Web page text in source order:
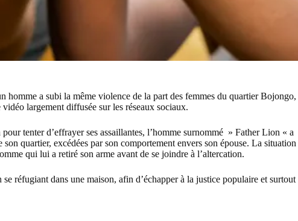
homme a subi la même violence de la part des femmes du quartier Bojongo,
largement diffusée sur les réseaux sociaux.
tenter d’effrayer ses assaillantes, l’homme surnommé » Father Lion « a
son quartier, excédées par son comportement envers son épouse. La situation
qui lui a retiré son arme avant de se joindre à l’altercation.
réfugiant dans une maison, afin d’échapper à la justice populaire et surtout